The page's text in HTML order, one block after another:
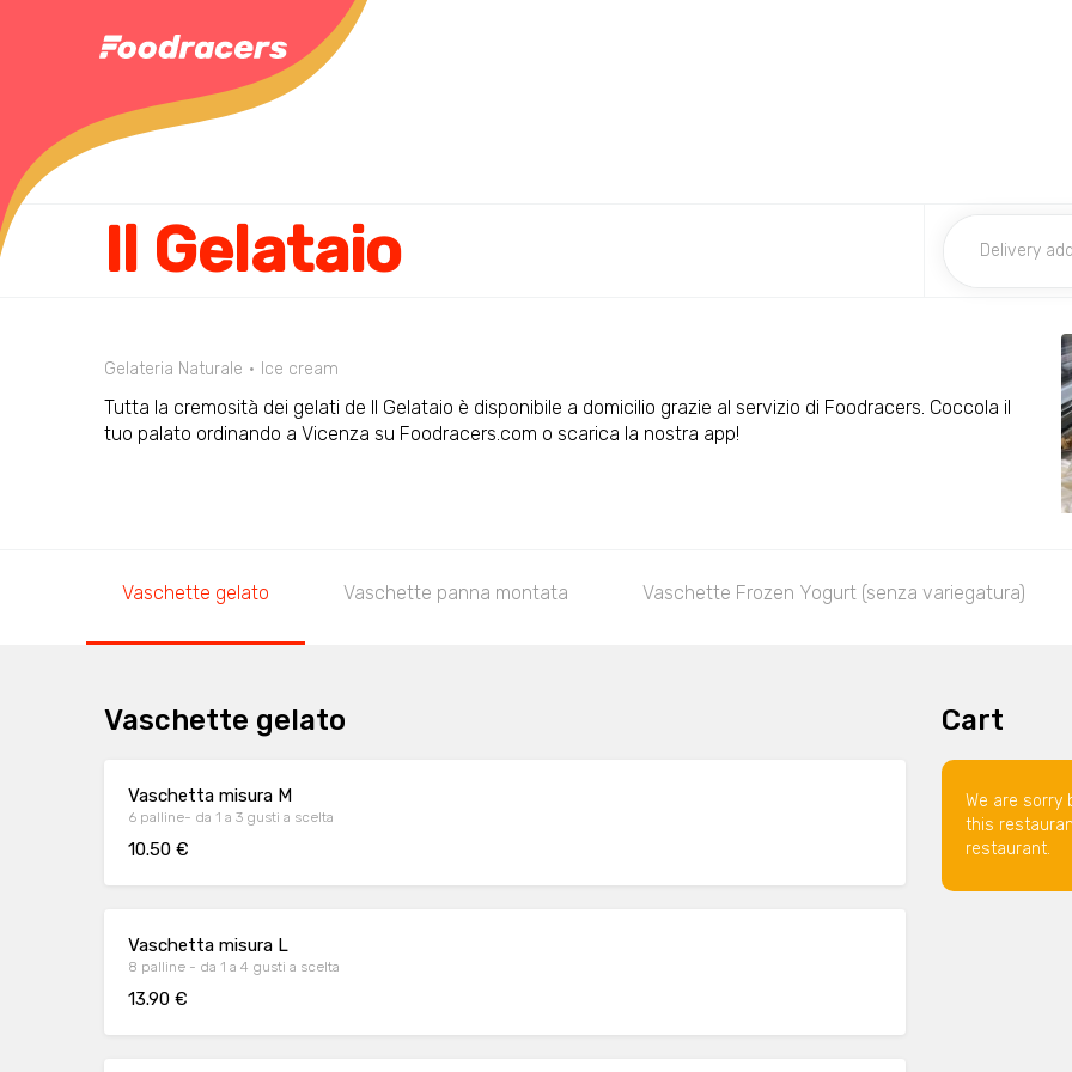
Il Gelataio
Gelateria Naturale Ice cream
Tutta la cremosità dei gelati de Il Gelataio è disponibile a domicilio grazie al servizio di Foodracers. Coccola il
tuo palato ordinando a Vicenza su Foodracers.com o scarica la nostra app!
Vaschette gelato Vaschette panna montata Vaschette Frozen Yogurt (senza variegatura)
Vaschette gelato
Vaschetta misura M
6 palline- da 1 a 3 gusti a scelta
10.50 €
Vaschetta misura L
8 palline - da 1 a 4 gusti a scelta
13.90 €
Cart
We are
this
restaurant.